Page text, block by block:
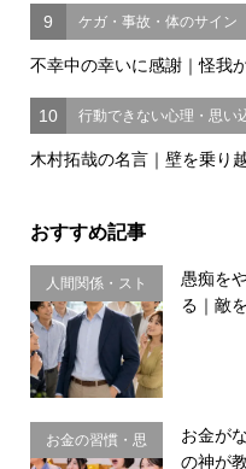
9 ケガ・事故・体のサイン
不幸中の幸いに感謝｜怪我
10 行動できない心理・思い
木村拓哉の名言｜壁を乗り
おすすめ記事
人間関係・スト
レス
愚痴を
る｜敵
お金の習慣・思
お金が
の神が